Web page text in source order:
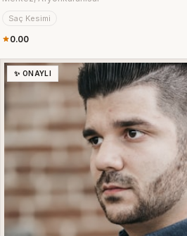
Saç Kesimi
0.00
✨ ONAYLI